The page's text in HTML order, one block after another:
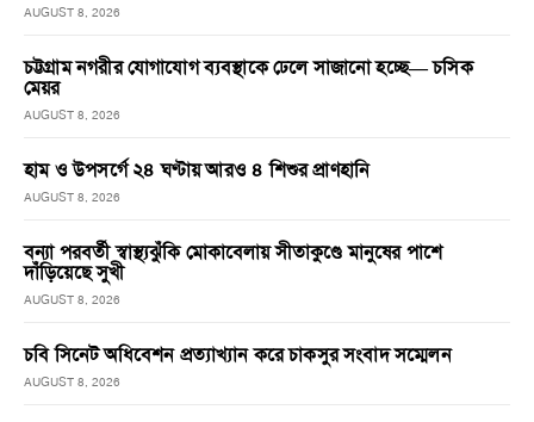
AUGUST 8, 2026
চট্টগ্রাম নগরীর যোগাযোগ ব্যবস্থাকে ঢেলে সাজানো হচ্ছে— চসিক
মেয়র
AUGUST 8, 2026
হাম ও উপসর্গে ২৪ ঘণ্টায় আরও ৪ শিশুর প্রাণহানি
AUGUST 8, 2026
বন্যা পরবর্তী স্বাস্থ্যঝুঁকি মোকাবেলায় সীতাকুণ্ডে মানুষের পাশে
দাঁড়িয়েছে সুখী
AUGUST 8, 2026
চবি সিনেট অধিবেশন প্রত্যাখ্যান করে চাকসুর সংবাদ সম্মেলন
AUGUST 8, 2026